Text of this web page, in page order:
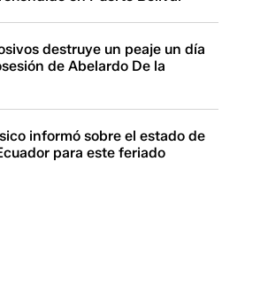
destruye un peaje un día
de Abelardo De la
informó sobre el estado de
para este feriado